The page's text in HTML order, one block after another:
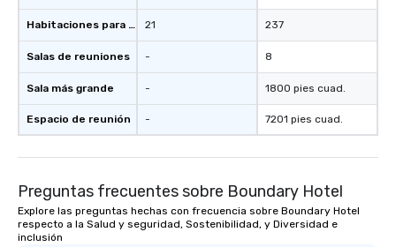
Habitaciones para huéspedes
Salas de reuniones
Sala más grande
Espacio de reunión
21
-
-
-
237
8
1800 pies cuad.
7201 pies cuad.
Preguntas frecuentes sobre Boundary Hotel
Explore las preguntas hechas con frecuencia sobre Boundary Hotel
respecto a la Salud y seguridad, Sostenibilidad, y Diversidad e
inclusión